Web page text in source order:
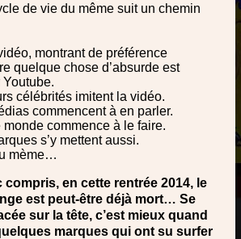
de vie du même suit un chemin
montrant de préférence
quelque chose d’absurde est
célébrités imitent la vidéo.
commencent à en parler.
monde commence à le faire.
s’y mettent aussi.
mème…
compris, en cette rentrée 2014, le
est peut-être déjà mort… Se
sur la tête, c’est mieux quand
marques qui ont su surfer